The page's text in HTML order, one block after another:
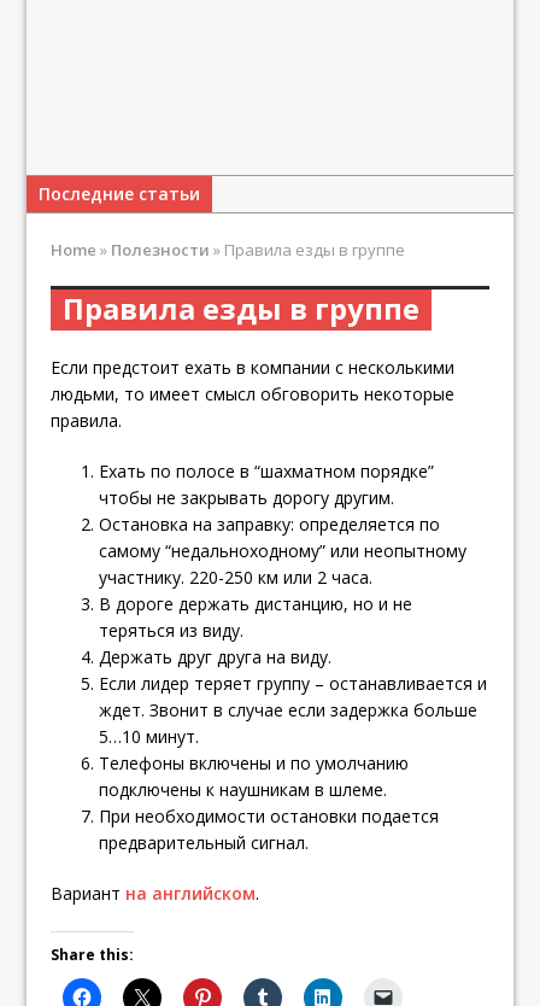
Последние статьи
Home » Полезности » Правила езды в группе
Правила езды в группе
Если предстоит ехать в компании с несколькими
людьми, то имеет смысл обговорить некоторые
правила.
Ехать по полосе в “шахматном порядке”
чтобы не закрывать дорогу другим.
Остановка на заправку: определяется по
самому “недальноходному” или неопытному
участнику. 220-250 км или 2 часа.
В дороге держать дистанцию, но и не
теряться из виду.
Держать друг друга на виду.
Если лидер теряет группу – останавливается и
ждет. Звонит в случае если задержка больше
5…10 минут.
Телефоны включены и по умолчанию
подключены к наушникам в шлеме.
При необходимости остановки подается
предварительный сигнал.
Вариант на английском.
Share this: